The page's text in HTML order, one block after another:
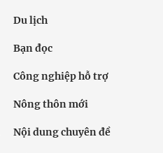
Du lịch
Bạn đọc
Công nghiệp hỗ trợ
Nông thôn mới
Nội dung chuyên đề